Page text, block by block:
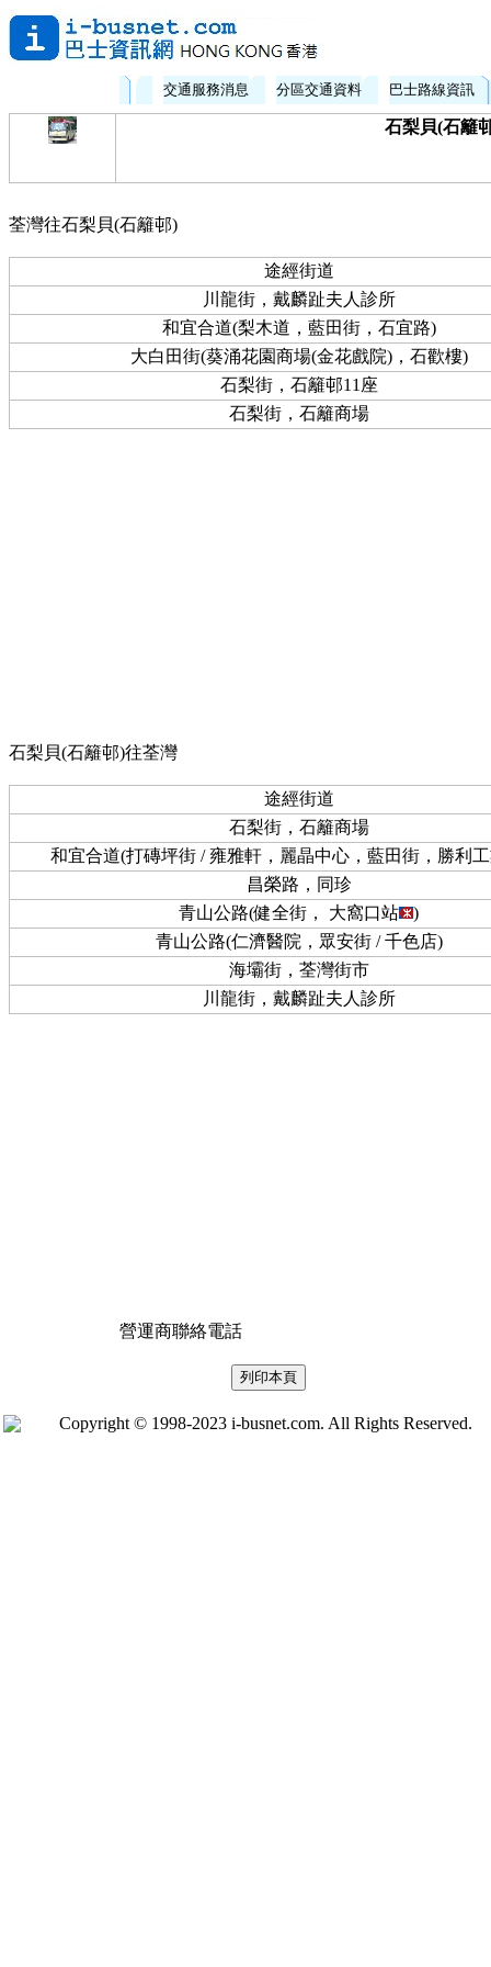
交通服務消息 分區交通資料 巴士路線資訊
石梨貝(石籬
荃灣往石梨貝(石籬邨)
途經街道
川龍街，戴麟趾夫人診所
和宜合道(梨木道，藍田街，石宜路)
大白田街(葵涌花園商場(金花戲院)，石歡樓)
石梨街，石籬邨11座
石梨街，石籬商場
石梨貝(石籬邨)往荃灣
途經街道
石梨街，石籬商場
和宜合道(打磚坪街 / 雍雅軒，麗晶中心，藍田街，勝利
昌榮路，同珍
青山公路(健全街， 大窩口站
)
青山公路(仁濟醫院，眾安街 / 千色店)
海壩街，荃灣街市
川龍街，戴麟趾夫人診所
營運商聯絡電話
Copyright © 1998-2023 i-busnet.com. All Rights Reserved.